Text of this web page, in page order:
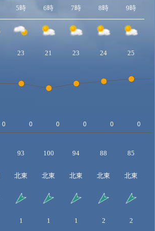
5時 6時 7時 8時 9時
23 21 23 24 25
93 100 94 88 85
北東 北東 北東 北東 北東
1 1 1 2 2